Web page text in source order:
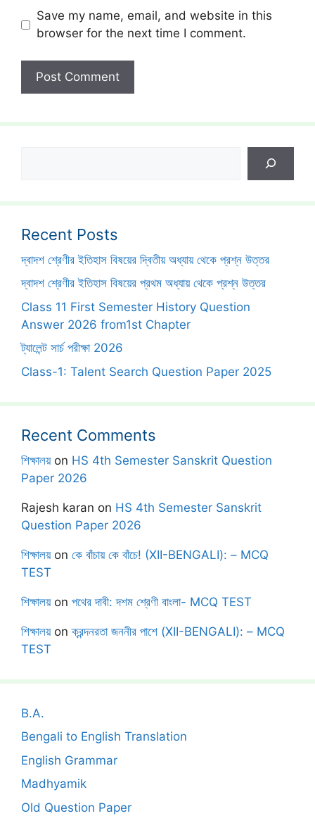
Save my name, email, and website in this
browser for the next time I comment.
Recent Posts
দ্বাদশ শ্রেণীর ইতিহাস বিষয়ের দ্বিতীয় অধ্যায় থেকে প্রশ্ন উত্তর
দ্বাদশ শ্রেণীর ইতিহাস বিষয়ের প্রথম অধ্যায় থেকে প্রশ্ন উত্তর
Class 11 First Semester History Question
Answer 2026 from1st Chapter
ট্যালেন্ট সার্চ পরীক্ষা 2026
Class-1: Talent Search Question Paper 2025
Recent Comments
শিক্ষালয়on HS 4th Semester Sanskrit Question
Paper 2026
Rajesh karan on HS 4th Semester Sanskrit
Question Paper 2026
শিক্ষালয়on কে বাঁচায় কে বাঁচে! (XII-BENGALI): – MCQ
TEST
শিক্ষালয়on পথের দাবী: দশম শ্রেণী বাংলা- MCQ TEST
শিক্ষালয়onক্রন্দনরতা জননীর পাশে (XII-BENGALI): – MCQ
TEST
B.A.
Bengali to English Translation
English Grammar
Madhyamik
Old Question Paper